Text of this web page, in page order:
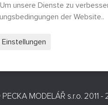
PECKA MODELÁŘ s.r.o. 2011
unsere Dienste zu
der Website..